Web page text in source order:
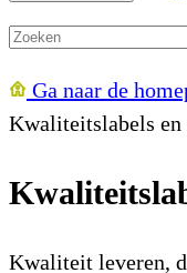
Ga naar de
Kwaliteitslabels
Kwaliteit leveren,